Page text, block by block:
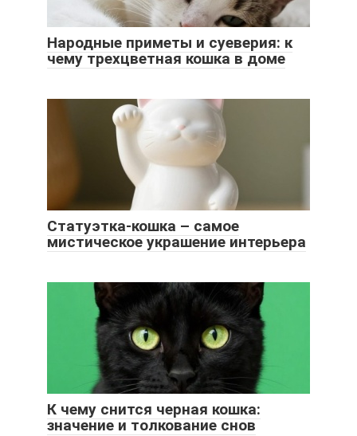
Народные приметы и суеверия: к
чему трехцветная кошка в доме
Статуэтка-кошка – самое
мистическое украшение интерьера
К чему снится черная кошка:
значение и толкование снов